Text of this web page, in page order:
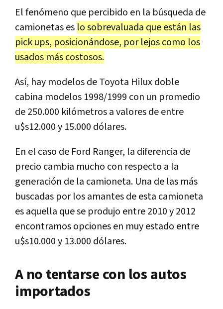
El fenómeno que percibido en la búsqueda de
camionetas es lo sobrevaluada que están las
pick ups, posicionándose, por lejos como los
usados más costosos.
Así, hay modelos de Toyota Hilux doble
cabina modelos 1998/1999 con un promedio
de 250.000 kilómetros a valores de entre
u$s12.000 y 15.000 dólares.
En el caso de Ford Ranger, la diferencia de
precio cambia mucho con respecto a la
generación de la camioneta. Una de las más
buscadas por los amantes de esta camioneta
es aquella que se produjo entre 2010 y 2012
encontramos opciones en muy estado entre
u$s10.000 y 13.000 dólares.
A no tentarse con los autos
importados